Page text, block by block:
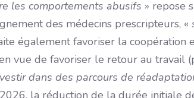
les comportements abusifs » repose
des médecins prescripteurs, «
également favoriser la coopération
vue de favoriser le retour au travail
dans des parcours de
la réduction de la durée initiale